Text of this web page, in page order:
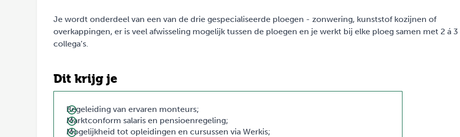
Je wordt onderdeel van een van de drie gespecialiseerde ploegen - zonwering, kunststof kozijnen of
overkappingen, er is veel afwisseling mogelijk tussen de ploegen en je werkt bij elke ploeg samen met 2 á 3
collega’s.
Dit krijg je
Begeleiding van ervaren monteurs;
Marktconform salaris en pensioenregeling;
Mogelijkheid tot opleidingen en cursussen via Werkis;